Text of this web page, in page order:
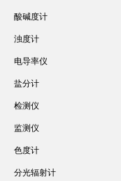
酸碱度计
浊度计
电导率仪
盐分计
检测仪
监测仪
色度计
分光辐射计